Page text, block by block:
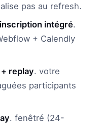
pas au refresh.
intégré.
+ Calendly
replay. votre
participants
. fenêtré (24-